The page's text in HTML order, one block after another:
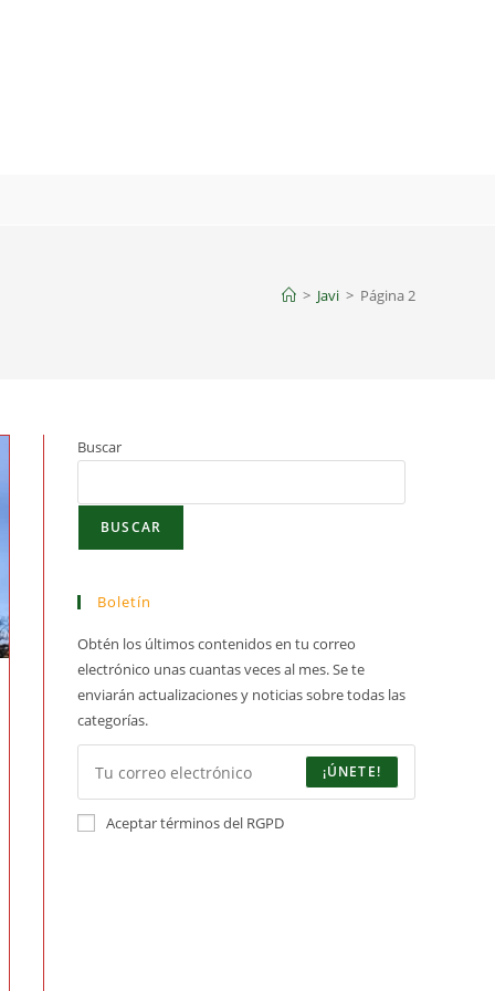
> Javi > Página 2
Buscar
BUSCAR
Boletín
Obtén los últimos contenidos en tu correo
electrónico unas cuantas veces al mes. Se te
enviarán actualizaciones y noticias sobre todas las
categorías.
¡ÚNETE!
Aceptar términos del RGPD